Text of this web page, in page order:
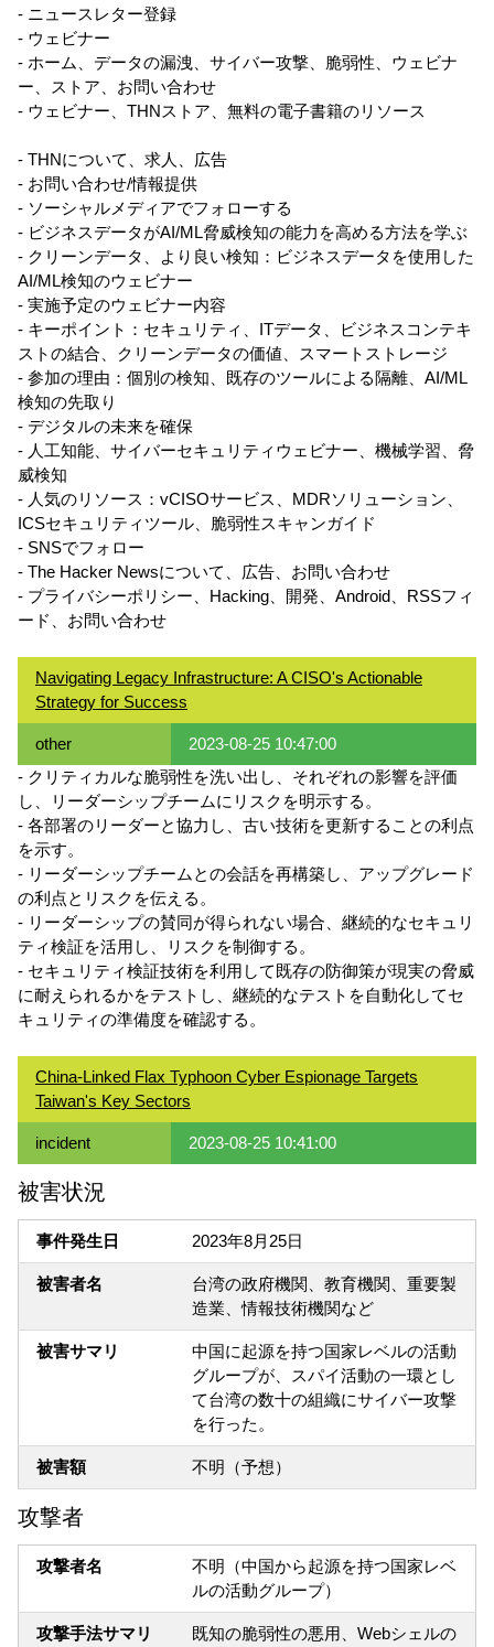
- ニュースレター登録
- ウェビナー
- ホーム、データの漏洩、サイバー攻撃、脆弱性、ウェビナ
ー、ストア、お問い合わせ
- ウェビナー、THNストア、無料の電子書籍のリソース
- THNについて、求人、広告
- お問い合わせ/情報提供
- ソーシャルメディアでフォローする
- ビジネスデータがAI/ML脅威検知の能力を高める方法を学ぶ
- クリーンデータ、より良い検知：ビジネスデータを使用した
AI/ML検知のウェビナー
- 実施予定のウェビナー内容
- キーポイント：セキュリティ、ITデータ、ビジネスコンテキ
ストの結合、クリーンデータの価値、スマートストレージ
- 参加の理由：個別の検知、既存のツールによる隔離、AI/ML
検知の先取り
- デジタルの未来を確保
- 人工知能、サイバーセキュリティウェビナー、機械学習、脅
威検知
- 人気のリソース：vCISOサービス、MDRソリューション、
ICSセキュリティツール、脆弱性スキャンガイド
- SNSでフォロー
- The Hacker Newsについて、広告、お問い合わせ
- プライバシーポリシー、Hacking、開発、Android、RSSフィ
ード、お問い合わせ
Navigating Legacy Infrastructure: A CISO's Actionable
Strategy for Success
other
2023-08-25 10:47:00
- クリティカルな脆弱性を洗い出し、それぞれの影響を評価
し、リーダーシップチームにリスクを明示する。
- 各部署のリーダーと協力し、古い技術を更新することの利点
を示す。
- リーダーシップチームとの会話を再構築し、アップグレード
の利点とリスクを伝える。
- リーダーシップの賛同が得られない場合、継続的なセキュリ
ティ検証を活用し、リスクを制御する。
- セキュリティ検証技術を利用して既存の防御策が現実の脅威
に耐えられるかをテストし、継続的なテストを自動化してセ
キュリティの準備度を確認する。
China-Linked Flax Typhoon Cyber Espionage Targets
Taiwan's Key Sectors
incident 2023-08-25 10:41:00
被害状況
事件発生日 2023年8月25日
被害者名
台湾の政府機関、教育機関、重要製
造業、情報技術機関など
被害サマリ
中国に起源を持つ国家レベルの活動
グループが、スパイ活動の一環とし
て台湾の数十の組織にサイバー攻撃
を行った。
被害額 不明（予想）
攻撃者
攻撃者名
不明（中国から起源を持つ国家レベ
ルの活動グループ）
攻撃手法サマリ
既知の脆弱性の悪用、Webシェルの